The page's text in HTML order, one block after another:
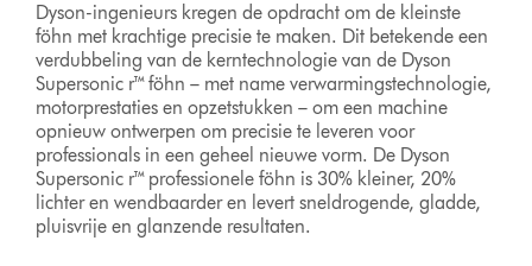
Dyson-ingenieurs kregen de opdracht om de kleinste
föhn met krachtige precisie te maken. Dit betekende een
verdubbeling van de kerntechnologie van de Dyson
Supersonic r™ föhn – met name verwarmingstechnologie,
motorprestaties en opzetstukken – om een machine
opnieuw ontwerpen om precisie te leveren voor
professionals in een geheel nieuwe vorm. De Dyson
Supersonic r™ professionele föhn is 30% kleiner, 20%
lichter en wendbaarder en levert sneldrogende, gladde,
pluisvrije en glanzende resultaten.